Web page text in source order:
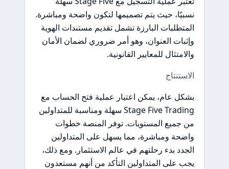
نسبيًا، حيث يتم تصميمها لتكون واضحة ومباشرة.
المتطلبات البارزة تشمل تقديم مستندات الهوية
وإثبات العنوان، وهو أمر ضروري لضمان الأمان
والامتثال للمعايير القانونية.
الاستنتاج
بشكل عام، يمكن اعتبار عملية فتح الحساب مع
Stage Five Trading سهلة ومناسبة للمتداولين
من جميع المستويات. توفر المنصة خطوات
واضحة ومباشرة، مما يسهل على المتداولين
الجدد بدء رحلتهم في عالم الاستثمار. ومع ذلك،
يجب على المتداولين التأكد من أنهم مستعدون